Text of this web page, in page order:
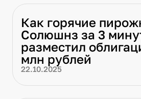
Как горячие
Солюшнз за 3
разместил
млн рублей
22.10.2025